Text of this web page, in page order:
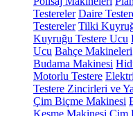
Testereler Daire
Testereler Tilki
Kuyruğu Testere Ucu
Ucu Bahçe Makineleri
Budama Makinesi
Motorlu Testere
Testere Zincirleri ve
Çim Biçme Makinesi
Kesme Makinesi Çim